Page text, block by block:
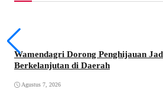
Wamendagri Dorong Penghijauan
Berkelanjutan di Daerah
Agustus 7, 2026